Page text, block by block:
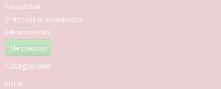
Privacybeleid
Onderhoud en wasinstructies
Retourprocedure
Herroeping
Categorieën
NIEUW